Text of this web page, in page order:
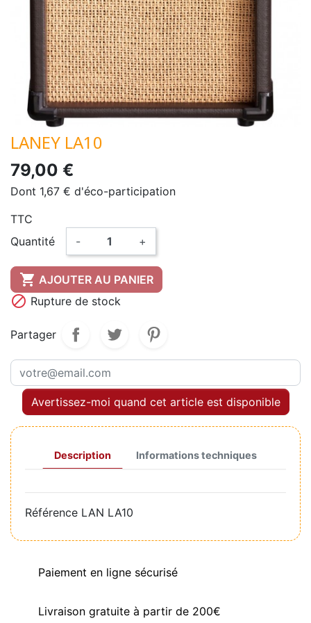
LANEY LA10
79,00 €
Dont 1,67 € d'éco-participation
TTC
Quantité
- +
 AJOUTER AU PANIER
 Rupture de stock
Partager
Avertissez-moi quand cet article est disponible
Description Informations techniques
Référence LAN LA10
Paiement en ligne sécurisé
Livraison gratuite à partir de 200€